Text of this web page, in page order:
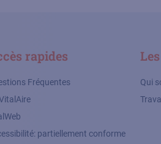
rapides
Fréquentes
partiellement conforme
Qui